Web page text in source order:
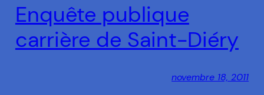
Enquête publique
carrière de Saint-Diéry
novembre 18, 2011